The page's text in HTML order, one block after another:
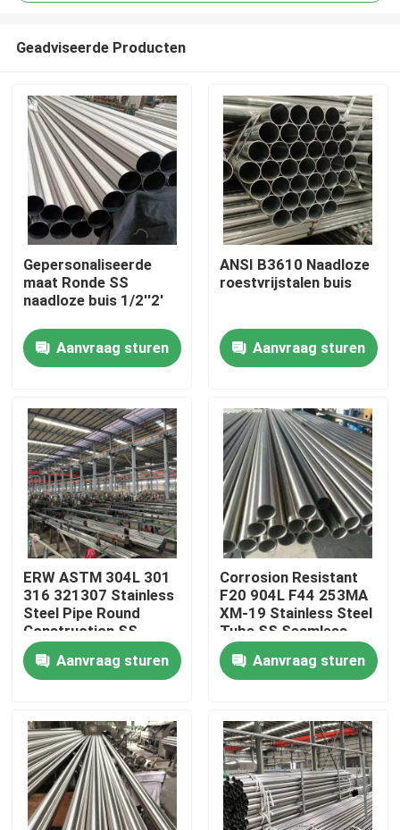
Huis
Producten
Videos
Ongeveer ons
Fabrieksreis
Kwaliteitscontrole
Contacteer ons
Gevallen
ss naadloze buis
Geadviseerde Producten
Gepersonaliseerde
maat Ronde SS
naadloze buis 1/2''2'
Aanvraag sturen
ANSI B3610 Naadloze
roestvrijstalen buis
Aanvraag sturen
ERW ASTM 304L 301
316 321307 Stainless
Steel Pipe Round
Construction SS
Seamless Pipe
Brushed Stainless
Steel Tube
Aanvraag sturen
Corrosion Resistant
F20 904L F44 253MA
XM-19 Stainless Steel
Tube SS Seamless
Pipe BA Bright
AnnealedAanvraag sturen